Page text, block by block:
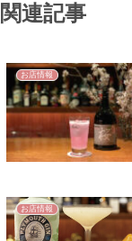
関連記事
お店情報
お店情報